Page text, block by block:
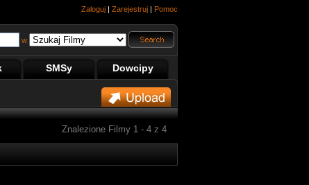
Zaloguj | Zarejestruj | Pomoc
w
SMSy Dowcipy
Znalezione Filmy 1 - 4 z 4